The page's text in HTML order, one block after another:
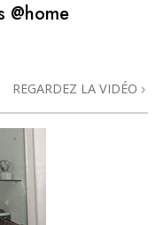
@home
REGARDEZ LA VIDÉO